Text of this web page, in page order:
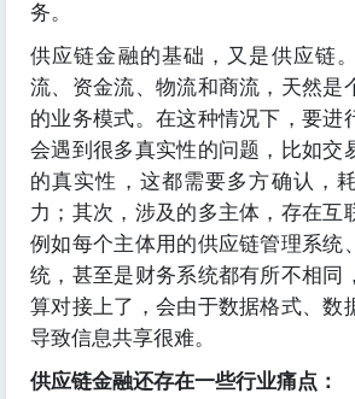
务。
供应链金融的基础，又是供应链
流、资金流、物流和商流，天然是
的业务模式。在这种情况下，要进
会遇到很多真实性的问题，比如交
的真实性，这都需要多方确认，
力；其次，涉及的多主体，存在互
例如每个主体用的供应链管理系统
统，甚至是财务系统都有所不相同
算对接上了，会由于数据格式、数
导致信息共享很难。
供应链金融还存在一些行业痛点：